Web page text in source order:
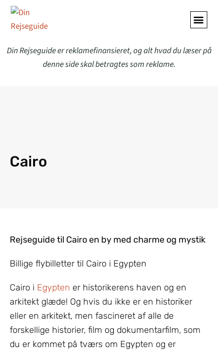
Din Rejseguide er reklamefinansieret, og alt hvad du læser på
denne side skal betragtes som reklame.
Cairo
Rejseguide til Cairo en by med charme og mystik
Billige flybilletter til Cairo i Egypten
Cairo i Egypten er historikerens haven og en
arkitekt glæde! Og hvis du ikke er en historiker
eller en arkitekt, men fascineret af alle de
forskellige historier, film og dokumentarfilm, som
du er kommet på tværs om Egypten og er